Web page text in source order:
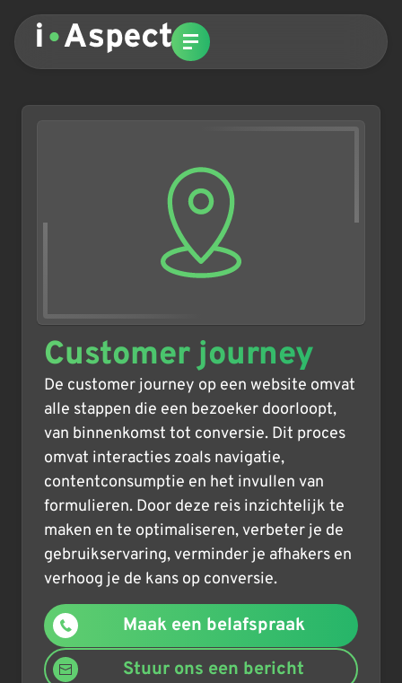
Customer journey
De customer journey op een website omvat
alle stappen die een bezoeker doorloopt,
van binnenkomst tot conversie. Dit proces
omvat interacties zoals navigatie,
contentconsumptie en het invullen van
formulieren. Door deze reis inzichtelijk te
maken en te optimaliseren, verbeter je de
gebruikservaring, verminder je afhakers en
verhoog je de kans op conversie.
Maak een belafspraak
Stuur ons een bericht